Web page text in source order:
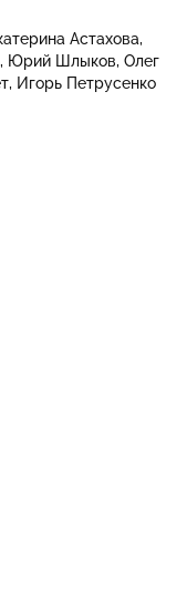
Астахова
Юрий Шлыков Олег
Игорь Петрусенко